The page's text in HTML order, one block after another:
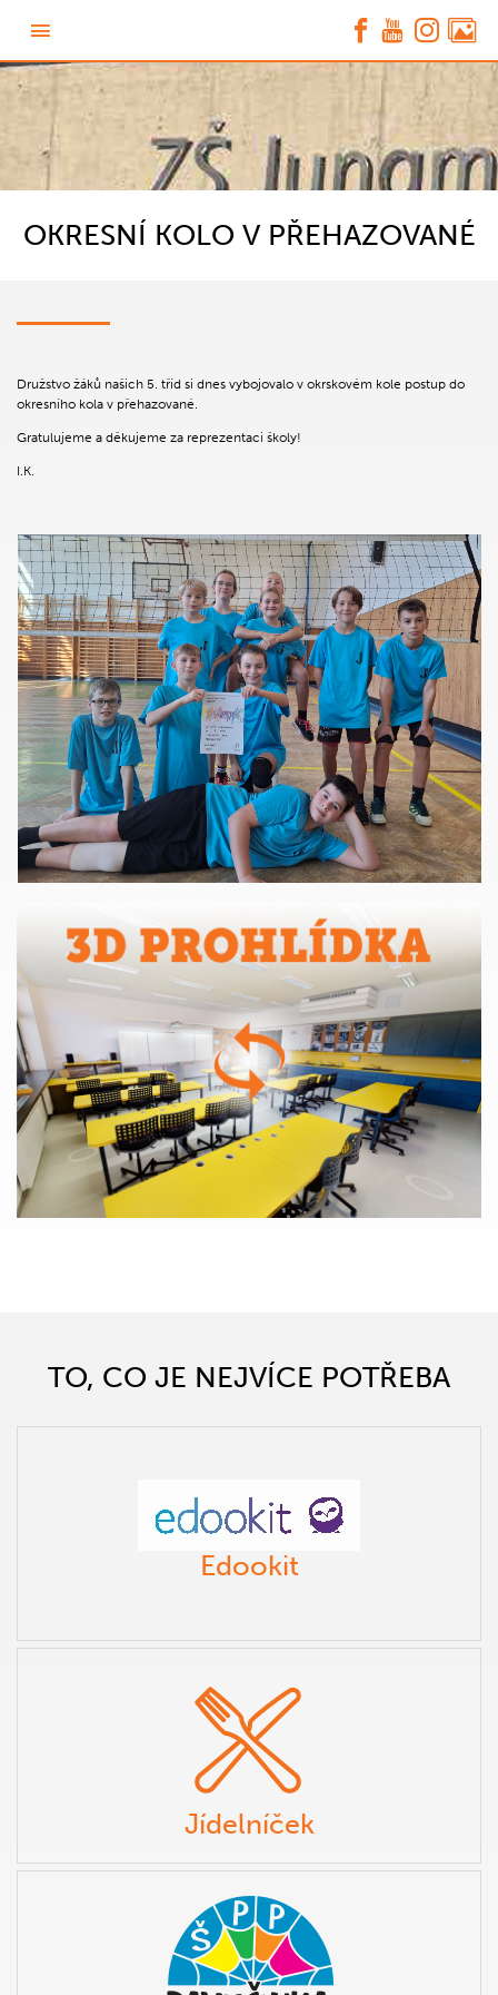
OKRESNÍ KOLO V PŘEHAZOVANÉ
Družstvo žáků našich 5. tříd si dnes vybojovalo v okrskovém kole postup do
okresního kola v přehazované.
Gratulujeme a děkujeme za reprezentaci školy!
I.K.
TO, CO JE NEJVÍCE POTŘEBA
Edookit
Jídelníček